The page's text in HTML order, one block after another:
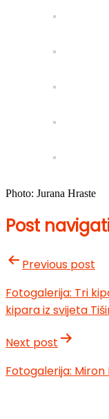
Photo: Jurana Hraste
Post
Previous post
Fotogalerija: Tri
kipara iz svijeta
Next post
Fotogalerija: Miron